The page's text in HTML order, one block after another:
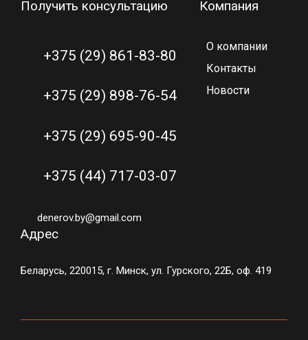
Получить консультацию
+375 (29) 861-83-80
+375 (29) 898-76-54
+375 (29) 695-90-45
+375 (44) 717-03-07
denerov.by@gmail.com
Компания
О компании
Контакты
Новости
Адрес
Беларусь, 220015, г. Минск, ул. Гурского, 22Б, оф. 419